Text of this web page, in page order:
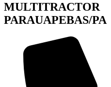
MULTITRACTOR
PARAUAPEBAS/PA